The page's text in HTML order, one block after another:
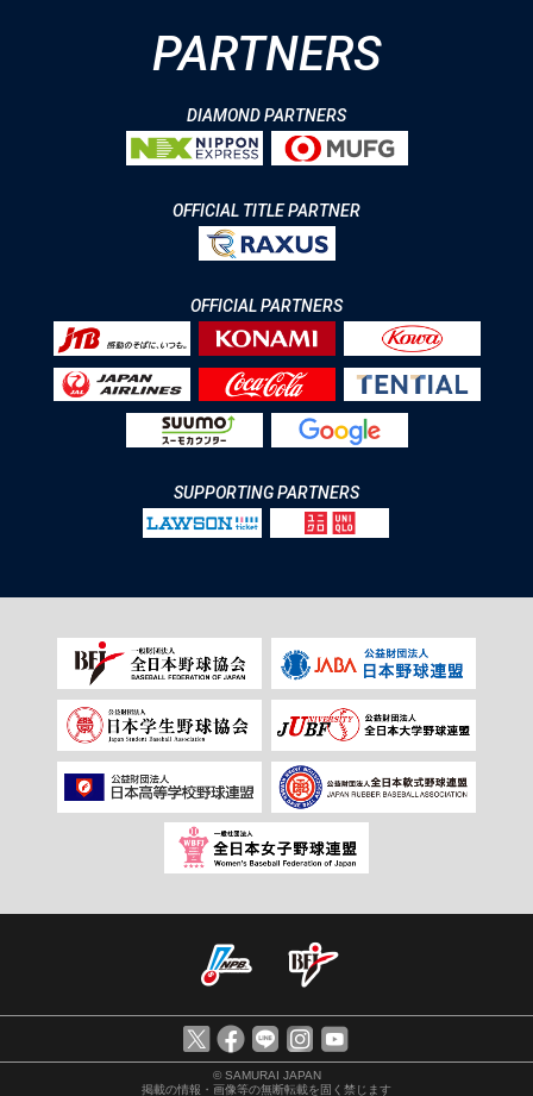
PARTNERS
DIAMOND PARTNERS
OFFICIAL TITLE PARTNER
OFFICIAL PARTNERS
SUPPORTING PARTNERS
© SAMURAI JAPAN
掲載の情報・画像等の無断転載を固く禁じます